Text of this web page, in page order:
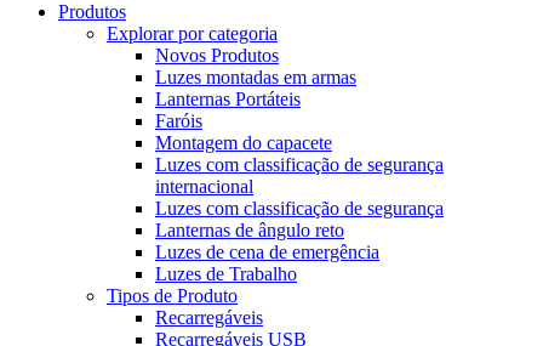
Produtos
Explorar por categoria
Novos Produtos
Luzes montadas em armas
Lanternas Portáteis
Faróis
Montagem do capacete
Luzes com classificação de segurança
internacional
Luzes com classificação de segurança
Lanternas de ângulo reto
Luzes de cena de emergência
Luzes de Trabalho
Tipos de Produto
Recarregáveis
Recarregáveis USB